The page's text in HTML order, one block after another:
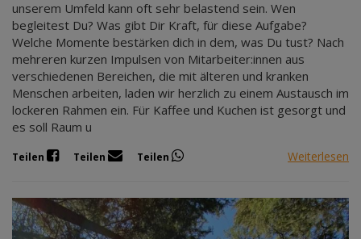
unserem Umfeld kann oft sehr belastend sein. Wen
begleitest Du? Was gibt Dir Kraft, für diese Aufgabe?
Welche Momente bestärken dich in dem, was Du tust? Nach
mehreren kurzen Impulsen von Mitarbeiter:innen aus
verschiedenen Bereichen, die mit älteren und kranken
Menschen arbeiten, laden wir herzlich zu einem Austausch im
lockeren Rahmen ein. Für Kaffee und Kuchen ist gesorgt und
es soll Raum u
Teilen Teilen Teilen Weiterlesen